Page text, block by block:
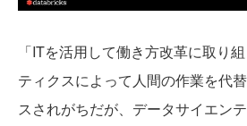
「ITを活用して働き方改革に取り
ティクスによって人間の作業を代
スされがちだが、データサイエン